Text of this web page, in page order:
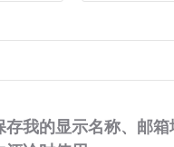
存我的显示名称、邮